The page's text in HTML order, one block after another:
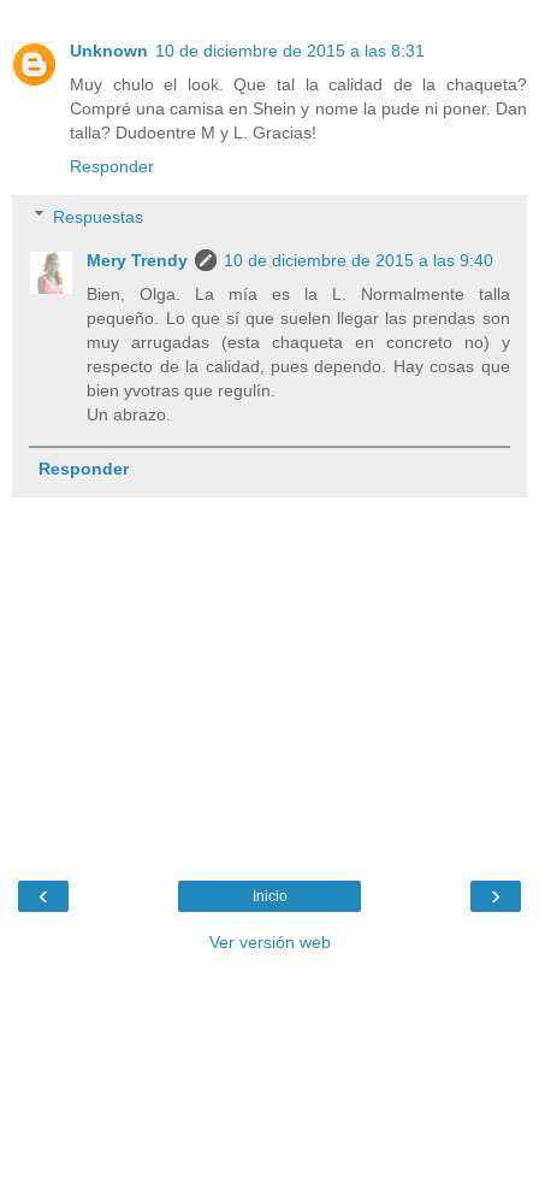
Unknown 10 de diciembre de 2015 a las 8:31
Muy chulo el look. Que tal la calidad de la chaqueta?
Compré una camisa en Shein y nome la pude ni poner. Dan
talla? Dudoentre M y L. Gracias!
Responder
Respuestas
Mery Trendy
10 de diciembre de 2015 a las 9:40
Bien, Olga. La mía es la L. Normalmente talla
pequeño. Lo que sí que suelen llegar las prendas son
muy arrugadas (esta chaqueta en concreto no) y
respecto de la calidad, pues dependo. Hay cosas que
bien yvotras que regulín.
Un abrazo.
Responder
‹ ›
Inicio
Ver versión web